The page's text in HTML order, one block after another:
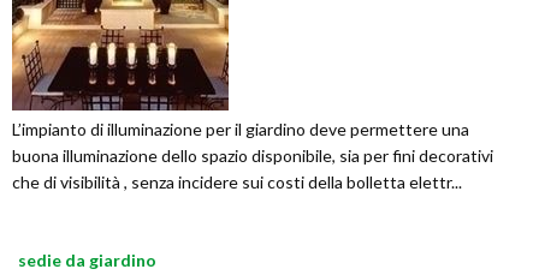
L’impianto di illuminazione per il giardino deve permettere una
buona illuminazione dello spazio disponibile, sia per fini decorativi
che di visibilità , senza incidere sui costi della bolletta elettr...
sedie da giardino